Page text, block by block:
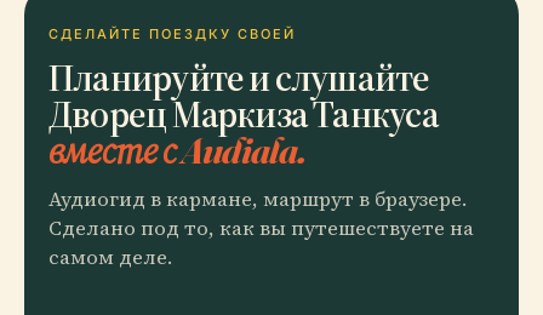
СДЕЛАЙТЕ ПОЕЗДКУ СВОЕЙ
Планируйте и слушайте
Дворец Маркиза Танкуса
вместе с Audiala.
Аудиогид в кармане, маршрут в браузере.
Сделано под то, как вы путешествуете на
самом деле.